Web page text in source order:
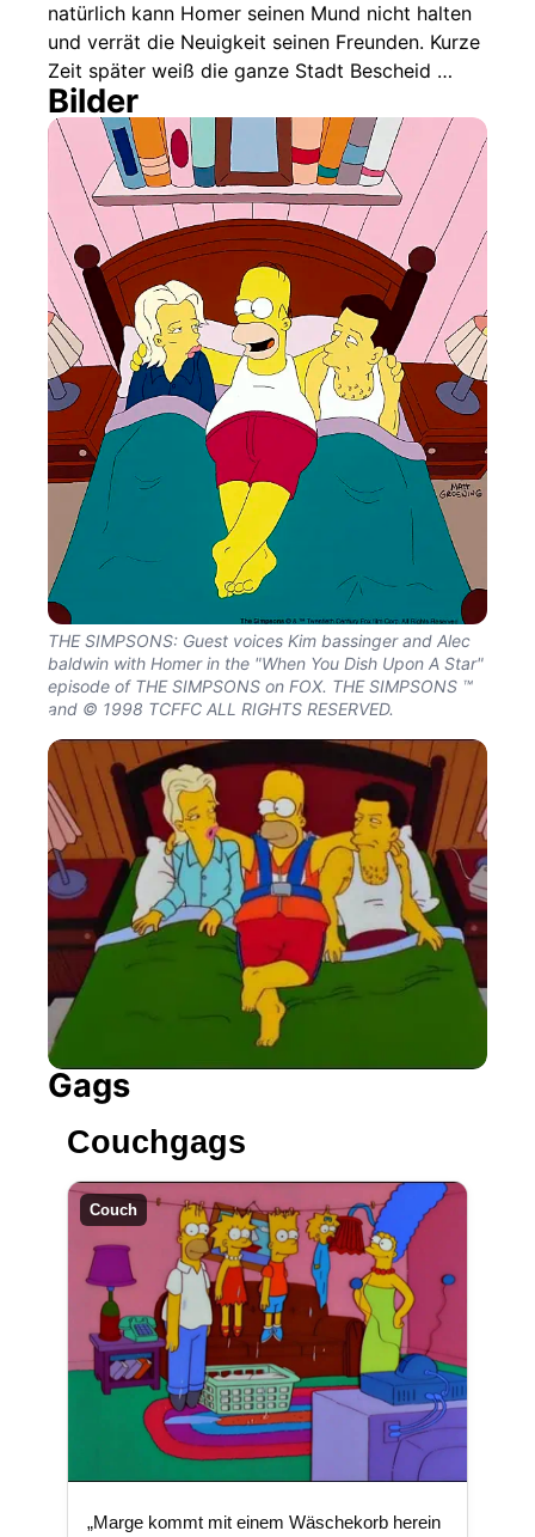
natürlich kann Homer seinen Mund nicht halten
und verrät die Neuigkeit seinen Freunden. Kurze
Zeit später weiß die ganze Stadt Bescheid …
Bilder
THE SIMPSONS: Guest voices Kim bassinger and Alec
baldwin with Homer in the "When You Dish Upon A Star"
episode of THE SIMPSONS on FOX. THE SIMPSONS ™
and © 1998 TCFFC ALL RIGHTS RESERVED.
Gags
Couchgags
Couch
„Marge kommt mit einem Wäschekorb herein